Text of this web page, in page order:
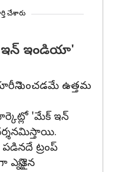
చేశారు
ఇండియా'
పెంచడమే ఉత్తమ
'మేక్ ఇన్
ట్రంప్‌